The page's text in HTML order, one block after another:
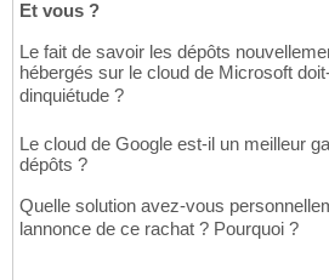
Et vous ?
Le fait de savoir les dépôts
hébergés sur le cloud de Microsoft
dinquiétude ?
Le cloud de Google est-il un meilleur
dépôts ?
Quelle solution avez-vous
lannonce de ce rachat ? Pourquoi ?